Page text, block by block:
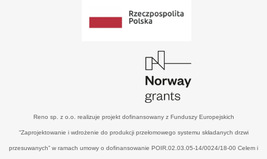
Reno sp. z o.o. realizuje projekt dofinansowany z Funduszy Europejskich
“Zaprojektowanie i wdrożenie do produkcji przełomowego systemu składanych drzwi
przesuwanych” w ramach umowy o dofinansowanie POIR.02.03.05-14/0024/18-00 Celem i